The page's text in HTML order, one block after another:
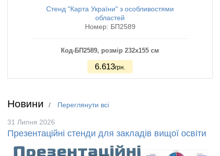
Стенд "Карта України" з особливостями
областей
Номер: БП2589
Код-БП2589, розмір 232х155 см
6.613грн.
Новини Переглянути всі
31 Липня 2026
Презентаційні стенди для закладів вищої освіти